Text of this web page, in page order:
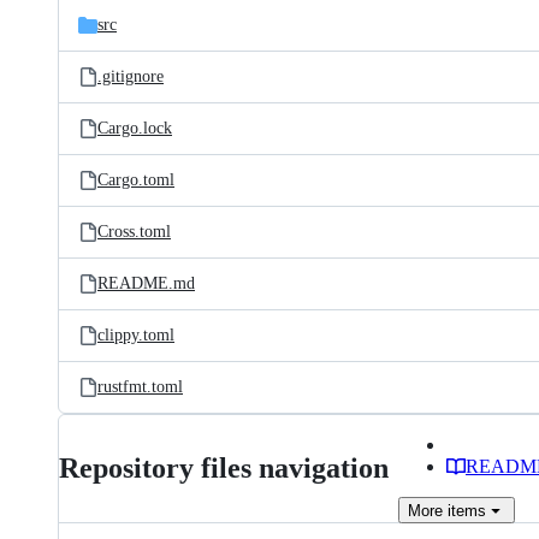
src
.gitignore
Cargo.lock
Cargo.toml
Cross.toml
README.md
clippy.toml
rustfmt.toml
Repository files navigation
More items